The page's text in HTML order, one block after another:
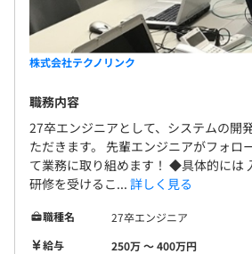
平均6名～20名で開発を行っており
1プロジェクトの単位期間はおよそ6
株式会社テクノリンク
職務内容
27卒エンジニアとして、システムの開
ただきます。 先輩エンジニアがフォロ
て業務に取り組めます！ ◆具体的には
研修を受けるこ... 詳しく見る
職種名
27卒エンジニア
給与
250万 〜 400万円